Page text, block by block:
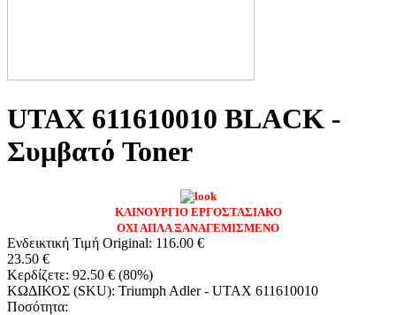
UTAX 611610010 BLACK -
Συμβατό Toner
ΚΑΙΝΟΥΡΓΙΟ ΕΡΓΟΣΤΑΣΙΑΚΟ
ΟΧΙ ΑΠΛΑ ΞΑΝΑΓΕΜΙΣΜΕΝΟ
Ενδεικτική Τιμή Original: 116.00 €
23.50 €
Κερδίζετε: 92.50 € (80%)
ΚΩΔΙΚΟΣ (SKU): Triumph Adler - UTAX 611610010
Ποσότητα: